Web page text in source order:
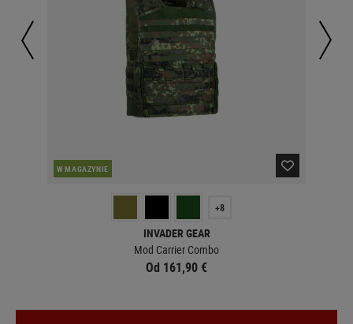
W MAGAZYNIE
+8
INVADER GEAR
Mod Carrier Combo
Od 161,90 €